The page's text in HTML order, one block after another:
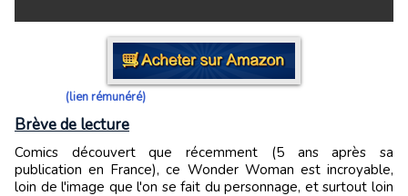
(lien rémunéré)
Brève de lecture
Comics découvert que récemment (5 ans après sa
publication en France), ce Wonder Woman est incroyable,
loin de l'image que l'on se fait du personnage, et surtout loin